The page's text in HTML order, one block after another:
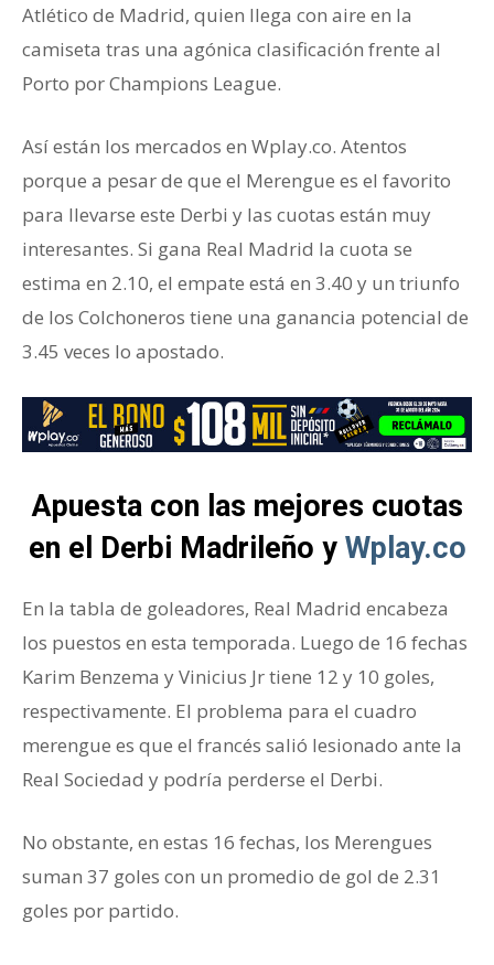
Atlético de Madrid, quien llega con aire en la
camiseta tras una agónica clasificación frente al
Porto por Champions League.
Así están los mercados en Wplay.co. Atentos
porque a pesar de que el Merengue es el favorito
para llevarse este Derbi y las cuotas están muy
interesantes. Si gana Real Madrid la cuota se
estima en 2.10, el empate está en 3.40 y un triunfo
de los Colchoneros tiene una ganancia potencial de
3.45 veces lo apostado.
Apuesta con las mejores cuotas
en el Derbi Madrileño y Wplay.co
En la tabla de goleadores, Real Madrid encabeza
los puestos en esta temporada. Luego de 16 fechas
Karim Benzema y Vinicius Jr tiene 12 y 10 goles,
respectivamente. El problema para el cuadro
merengue es que el francés salió lesionado ante la
Real Sociedad y podría perderse el Derbi.
No obstante, en estas 16 fechas, los Merengues
suman 37 goles con un promedio de gol de 2.31
goles por partido.